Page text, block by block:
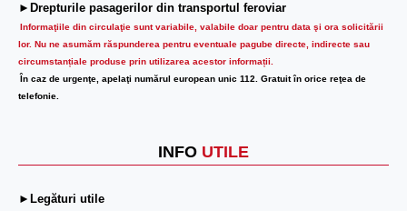
►Drepturile pasagerilor din transportul feroviar
Informaţiile din circulaţie sunt variabile, valabile doar pentru data şi ora solicitării
lor. Nu ne asumăm răspunderea pentru eventuale pagube directe, indirecte sau
circumstanțiale produse prin utilizarea acestor informații.
În caz de urgenţe, apelaţi numărul european unic 112. Gratuit în orice reţea de
telefonie.
INFO UTILE
►Legături utile